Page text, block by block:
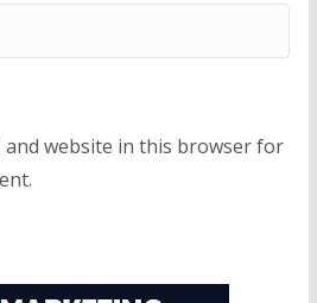
and website in this browser for